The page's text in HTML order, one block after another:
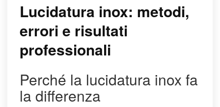
Lucidatura inox: metodi,
errori e risultati
professionali
Perché la lucidatura inox fa
la differenza